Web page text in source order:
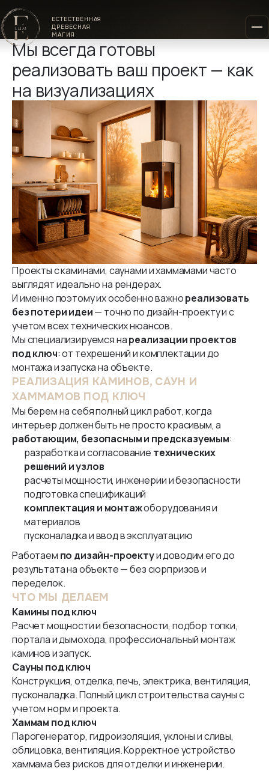
ЕСТЕСТВЕННАЯ
ДРЕВЕСНАЯ
МАГИЯ
Мы всегда готовы
реализовать ваш проект — как
на визуализациях
Проекты с каминами, саунами и хаммамами часто
выглядят идеально на рендерах.
И именно поэтому их особенно важнореализовать
без потери идеи— точно по дизайн-проекту и с
учетом всех технических нюансов.
Мы специализируемся нареализации проектов
под ключ: от техрешений и комплектации до
монтажа и запуска на объекте.
РЕАЛИЗАЦИЯ КАМИНОВ, САУН И
ХАММАМОВ ПОД КЛЮЧ
Мы берем на себя полный цикл работ, когда
интерьер должен быть не просто красивым, а
работающим, безопасным и предсказуемым:
разработка и согласование технических
решений и узлов
расчеты мощности, инженерии и безопасности
подготовка спецификаций
комплектация и монтажоборудования и
материалов
пусконаладка и ввод в эксплуатацию
Работаем по дизайн-проектуи доводим его до
результата на объекте — без сюрпризов и
переделок.
ЧТО МЫ ДЕЛАЕМ
Камины под ключ
Расчет мощности и безопасности, подбор топки,
портала и дымохода, профессиональный монтаж
каминов и запуск.
Сауны под ключ
Конструкция, отделка, печь, электрика, вентиляция,
пусконаладка. Полный цикл строительства сауны с
учетом норм и проекта.
Хаммам под ключ
Парогенератор, гидроизоляция, уклоны и сливы,
облицовка, вентиляция. Корректное устройство
хаммама без рисков для отделки и инженерии.